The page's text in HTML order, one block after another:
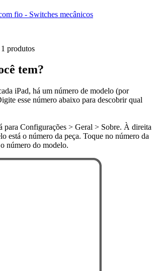
fio - Switches mecânicos
produtos
tem?
iPad, há um número de modelo (por
esse número abaixo para descobrir qual
para Configurações > Geral > Sobre. À direita
está o número da peça. Toque no número da
número do modelo.